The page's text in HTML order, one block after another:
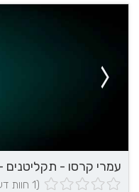
(1 חוות דעת)